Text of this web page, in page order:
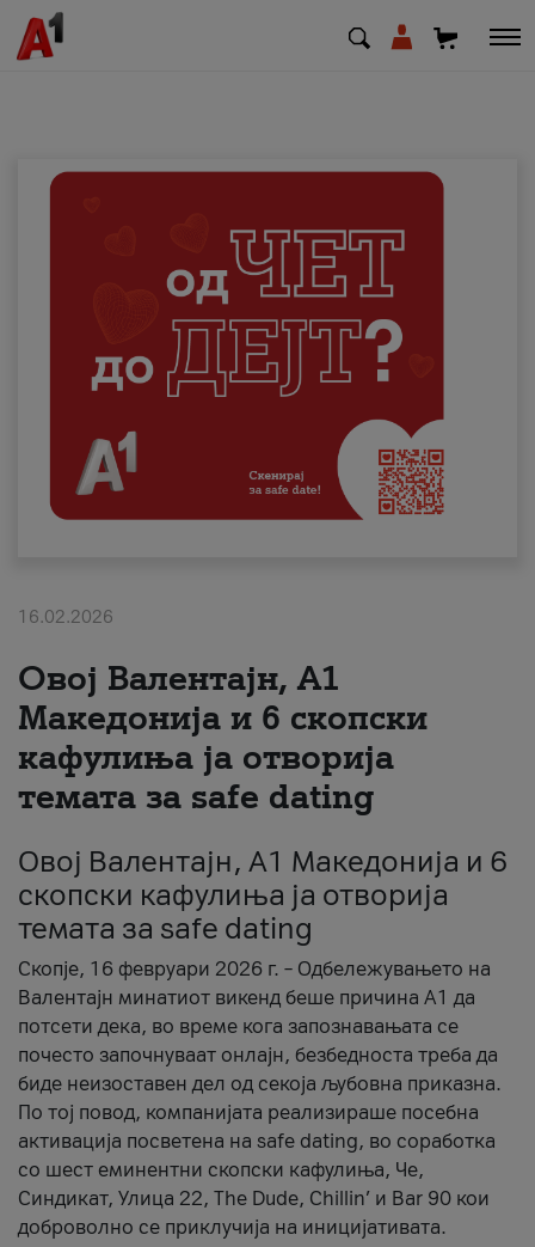
Деловни
Поддршка
Надополни кредит
Плати сметка
#ПодобарОнлајн
16.02.2026
Овој Валентајн, A1
Македонија и 6 скопски
кафулиња ја отворија
темата за safe dating
Овој Валентајн, A1 Македонија и 6
скопски кафулиња ја отворија
темата за safe dating
Скопје, 16 февруари 2026 г. – Одбележувањето на
Валентајн минатиот викенд беше причина А1 да
потсети дека, во време кога запознавањата се
почесто започнуваат онлајн, безбедноста треба да
биде неизоставен дел од секоја љубовна приказна.
По тој повод, компанијата реализираше посебна
активација посветена на safe dating, во соработка
со шест еминентни скопски кафулиња, Че,
Синдикат, Улица 22, The Dude, Chillin’ и Bar 90 кои
доброволно се приклучија на иницијативата.